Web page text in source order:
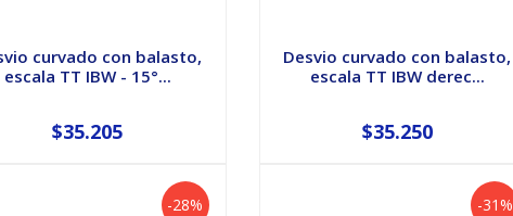
curvado con balasto,
escala TT IBW - 15°...
$35.205
Desvio curvado con balasto,
escala TT IBW derec...
$35.250
-28% -31%